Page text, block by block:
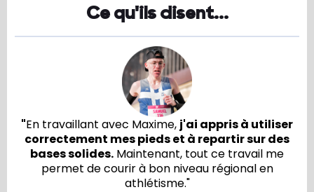
Ce qu'ils disent...
"En travaillant avec Maxime, j'ai appris à utiliser
correctement mes pieds et à repartir sur des
bases solides. Maintenant, tout ce travail me
permet de courir à bon niveau régional en
athlétisme."